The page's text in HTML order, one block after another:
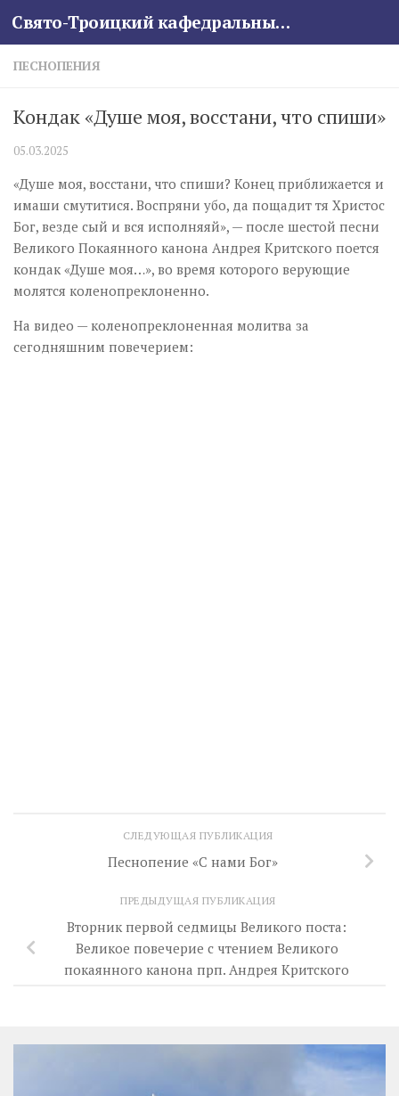
Skip to content Свято-Троицкий кафедральный собор
ПЕСНОПЕНИЯ
Кондак «Душе моя, восстани, что спиши»
05.03.2025
«Душе моя, восстани, что спиши? Конец приближается и
имаши смутитися. Воспряни убо, да пощадит тя Христос
Бог, везде сый и вся исполняяй», — после шестой песни
Великого Покаянного канона Андрея Критского поется
кондак «Душе моя…», во время которого верующие
молятся коленопреклоненно.
На видео — коленопреклоненная молитва за
сегодняшним повечерием:
СЛЕДУЮЩАЯ ПУБЛИКАЦИЯ
Песнопение «С нами Бог»
ПРЕДЫДУЩАЯ ПУБЛИКАЦИЯ
Вторник первой седмицы Великого поста:
Великое повечерие с чтением Великого
покаянного канона прп. Андрея Критского